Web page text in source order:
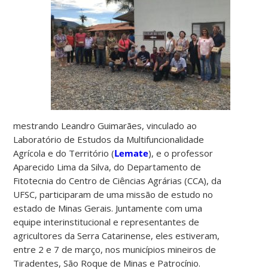
mestrando Leandro Guimarães, vinculado ao
Laboratório de Estudos da Multifuncionalidade
Agrícola e do Território (Lemate), e o professor
Aparecido Lima da Silva, do Departamento de
Fitotecnia do Centro de Ciências Agrárias (CCA), da
UFSC, participaram de uma missão de estudo no
estado de Minas Gerais. Juntamente com uma
equipe interinstitucional e representantes de
agricultores da Serra Catarinense, eles estiveram,
entre 2 e 7 de março, nos municípios mineiros de
Tiradentes, São Roque de Minas e Patrocínio.